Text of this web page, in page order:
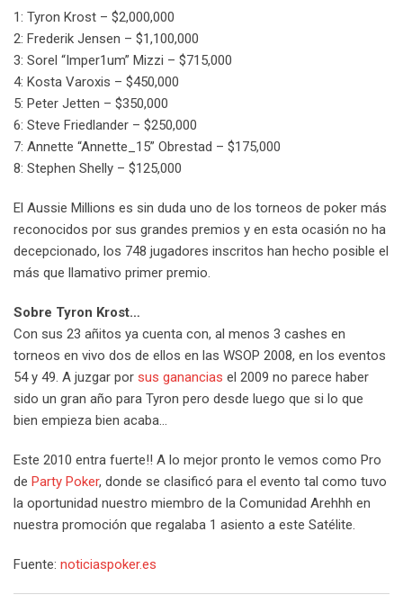
1: Tyron Krost – $2,000,000
2: Frederik Jensen – $1,100,000
3: Sorel “Imper1um” Mizzi – $715,000
4: Kosta Varoxis – $450,000
5: Peter Jetten – $350,000
6: Steve Friedlander – $250,000
7: Annette “Annette_15” Obrestad – $175,000
8: Stephen Shelly – $125,000
El Aussie Millions es sin duda uno de los torneos de poker más
reconocidos por sus grandes premios y en esta ocasión no ha
decepcionado, los 748 jugadores inscritos han hecho posible el
más que llamativo primer premio.
Sobre Tyron Krost…
Con sus 23 añitos ya cuenta con, al menos 3 cashes en
torneos en vivo dos de ellos en las WSOP 2008, en los eventos
54 y 49. A juzgar por sus ganancias el 2009 no parece haber
sido un gran año para Tyron pero desde luego que si lo que
bien empieza bien acaba…
Este 2010 entra fuerte!! A lo mejor pronto le vemos como Pro
de Party Poker, donde se clasificó para el evento tal como tuvo
la oportunidad nuestro miembro de la Comunidad Arehhh en
nuestra promoción que regalaba 1 asiento a este Satélite.
Fuente: noticiaspoker.es